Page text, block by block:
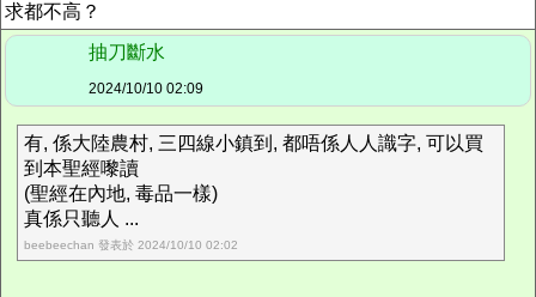
求都不高？
抽刀斷水
2024/10/10 02:09
有, 係大陸農村, 三四線小鎮到, 都唔係人人識字, 可以買
到本聖經嚟讀
(聖經在內地, 毒品一樣)
真係只聽人 ...
beebeechan 發表於 2024/10/10 02:02